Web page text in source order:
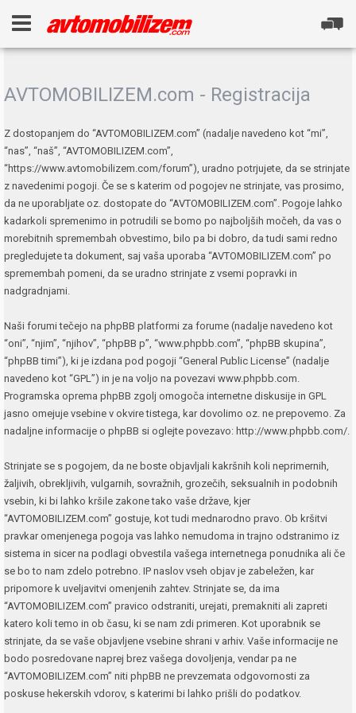
AVTOMOBILIZEM.com - Registracija
Z dostopanjem do “AVTOMOBILIZEM.com” (nadalje navedeno kot “mi”,
“nas”, “naš”, “AVTOMOBILIZEM.com”,
“https://www.avtomobilizem.com/forum”), uradno potrjujete, da se strinjate
z navedenimi pogoji. Če se s katerim od pogojev ne strinjate, vas prosimo,
da ne uporabljate oz. dostopate do “AVTOMOBILIZEM.com”. Pogoje lahko
kadarkoli spremenimo in potrudili se bomo po najboljših močeh, da vas o
morebitnih spremembah obvestimo, bilo pa bi dobro, da tudi sami redno
pregledujete ta dokument, saj vaša uporaba “AVTOMOBILIZEM.com” po
spremembah pomeni, da se uradno strinjate z vsemi popravki in
nadgradnjami.
Naši forumi tečejo na phpBB platformi za forume (nadalje navedeno kot
“oni”, “njim”, “njihov”, “phpBB p”, “www.phpbb.com”, “phpBB skupina”,
“phpBB timi”), ki je izdana pod pogoji “General Public License” (nadalje
navedeno kot “GPL”) in je na voljo na povezavi www.phpbb.com.
Programska oprema phpBB zgolj omogoča internetne diskusije in GPL
jasno omejuje vsebine v okvire tistega, kar dovolimo oz. ne prepovemo. Za
nadaljne informacije o phpBB si oglejte povezavo: http://www.phpbb.com/.
Strinjate se s pogojem, da ne boste objavljali kakršnih koli neprimernih,
žaljivih, obrekljivih, vulgarnih, sovražnih, grozečih, seksualnih in podobnih
vsebin, ki bi lahko kršile zakone tako vaše države, kjer
“AVTOMOBILIZEM.com” gostuje, kot tudi mednarodno pravo. Ob kršitvi
pravkar omenjenega pogoja vas lahko nemudoma in trajno odstranimo iz
sistema in sicer na podlagi obvestila vašega internetnega ponudnika ali če
se bo to nam zdelo potrebno. IP naslov vseh objav je zabeležen, kar
pripomore k uveljavitvi omenjenih zahtev. Strinjate se, da ima
“AVTOMOBILIZEM.com” pravico odstraniti, urejati, premakniti ali zapreti
katero koli temo in ob času, ki se nam zdi primeren. Kot uporabnik se
strinjate, da se vaše objavljene vsebine shrani v arhiv. Vaše informacije ne
bodo posredovane naprej brez vašega dovoljenja, vendar pa ne
“AVTOMOBILIZEM.com” niti phpBB ne prevzemata odgovornosti za
poskuse hekerskih vdorov, s katerimi bi lahko prišli do podatkov.